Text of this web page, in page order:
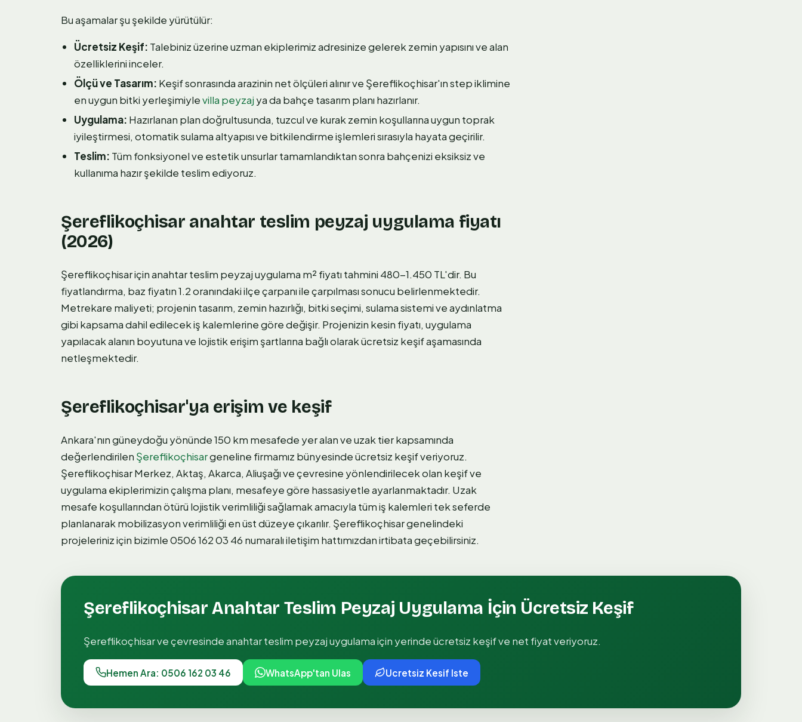
Bu aşamalar şu şekilde yürütülür:
Ücretsiz Keşif: Talebiniz üzerine uzman ekiplerimiz adresinize gelerek zemin yapısını ve alan
özelliklerini inceler.
Ölçü ve Tasarım: Keşif sonrasında arazinin net ölçüleri alınır ve Şereflikoçhisar'ın step iklimine
en uygun bitki yerleşimiylevilla peyzaj ya da bahçe tasarım planı hazırlanır.
Uygulama: Hazırlanan plan doğrultusunda, tuzcul ve kurak zemin koşullarına uygun toprak
iyileştirmesi, otomatik sulama altyapısı ve bitkilendirme işlemleri sırasıyla hayata geçirilir.
Teslim: Tüm fonksiyonel ve estetik unsurlar tamamlandıktan sonra bahçenizi eksiksiz ve
kullanıma hazır şekilde teslim ediyoruz.
Şereflikoçhisar anahtar teslim peyzaj uygulama fiyatı
(2026)
Şereflikoçhisar için anahtar teslim peyzaj uygulama m² fiyatı tahmini 480-1.450 TL'dir. Bu
fiyatlandırma, baz fiyatın 1.2 oranındaki ilçe çarpanı ile çarpılması sonucu belirlenmektedir.
Metrekare maliyeti; projenin tasarım, zemin hazırlığı, bitki seçimi, sulama sistemi ve aydınlatma
gibi kapsama dahil edilecek iş kalemlerine göre değişir. Projenizin kesin fiyatı, uygulama
yapılacak alanın boyutuna ve lojistik erişim şartlarına bağlı olarak ücretsiz keşif aşamasında
netleşmektedir.
Şereflikoçhisar'ya erişim ve keşif
Ankara'nın güneydoğu yönünde 150 km mesafede yer alan ve uzak tier kapsamında
değerlendirilen Şereflikoçhisargeneline firmamız bünyesinde ücretsiz keşif veriyoruz.
Şereflikoçhisar Merkez, Aktaş, Akarca, Aliuşağı ve çevresine yönlendirilecek olan keşif ve
uygulama ekiplerimizin çalışma planı, mesafeye göre hassasiyetle ayarlanmaktadır. Uzak
mesafe koşullarından ötürü lojistik verimliliği sağlamak amacıyla tüm iş kalemleri tek seferde
planlanarak mobilizasyon verimliliği en üst düzeye çıkarılır. Şereflikoçhisar genelindeki
projeleriniz için bizimle 0506 162 03 46 numaralı iletişim hattımızdan irtibata geçebilirsiniz.
Şereflikoçhisar Anahtar Teslim Peyzaj Uygulama İçin Ücretsiz Keşif
Şereflikoçhisarve çevresindeanahtar teslim peyzaj uygulamaiçin yerinde ücretsiz keşif ve net fiyat veriyoruz.
Hemen Ara: 0506 162 03 46 WhatsApp'tan Ulas Ucretsiz Kesif Iste